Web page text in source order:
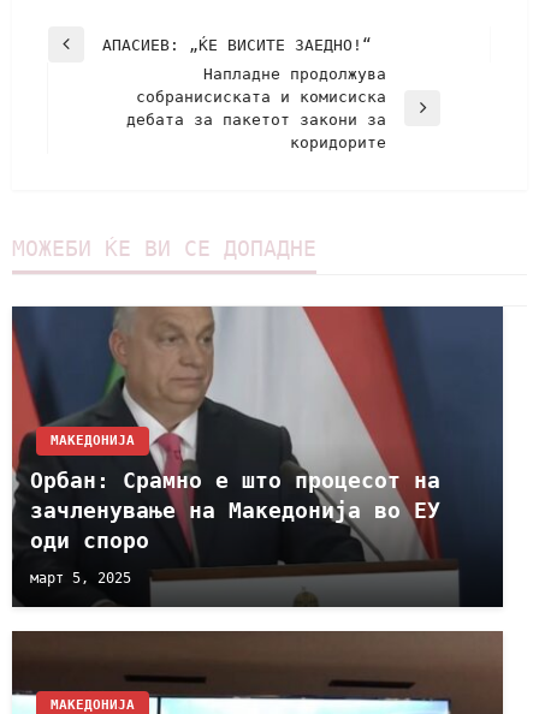
АПАСИЕВ: „ЌЕ ВИСИТЕ ЗАЕДНО!“
Напладне продолжува
собранисиската и комисиска
дебата за пакетот закони за
коридорите
МОЖЕБИ ЌЕ ВИ СЕ ДОПАДНЕ
МАКЕДОНИЈА
Орбан: Срамно е што процесот на
зачленување на Македонија во ЕУ
оди споро
март 5, 2025
МАКЕДОНИЈА